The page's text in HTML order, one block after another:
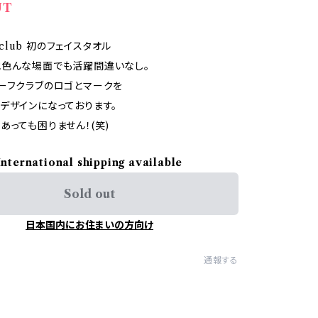
初のフェイスタオル
んな場面でも活躍間違いなし。
フクラブのロゴとマークを
ザインになっております。
っても困りません！(笑)
shipping available
Sold out
日本国内にお住まいの方向け
通報する